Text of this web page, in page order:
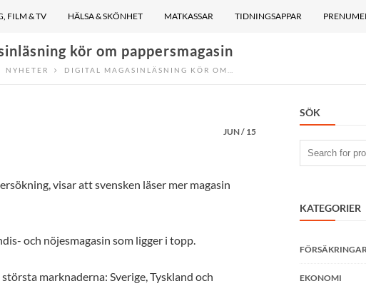
FILM & TV HÄLSA & SKÖNHET MATKASSAR TIDNINGSAPPAR
kör om pappersmagasin
NYHETER DIGITAL MAGASINLÄSNING KÖR OM…
JUN/ 15
visar att svensken läser mer magasin
och nöjesmagasin som ligger i topp.
marknaderna: Sverige, Tyskland och
SÖK
Search
for:
KATEGORIER
EKONOMI